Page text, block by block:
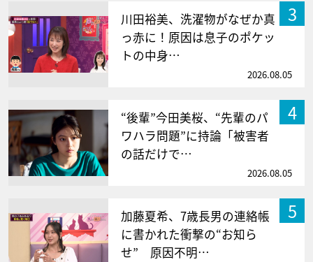
3
川田裕美、洗濯物がなぜか真
っ赤に！原因は息子のポケッ
トの中身…
2026.08.05
4
“後輩”今田美桜、“先輩のパ
ワハラ問題”に持論「被害者
の話だけで…
2026.08.05
5
加藤夏希、7歳長男の連絡帳
に書かれた衝撃の“お知ら
せ” 原因不明…